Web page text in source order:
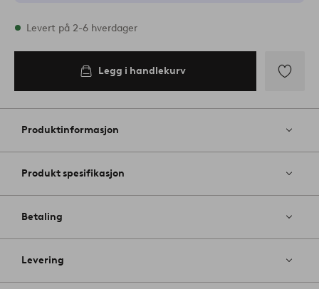
På lager
Levert på 2-6 hverdager
Legg i handlekurv
til
Produktinformasjon
Produkt spesifikasjon
Betaling
Levering